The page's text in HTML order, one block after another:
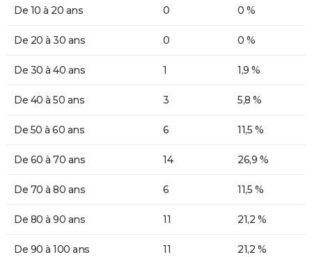
De 10 à 20 ans 0 0 %
De 20 à 30 ans 0 0 %
De 30 à 40 ans 1 1,9 %
De 40 à 50 ans 3 5,8 %
De 50 à 60 ans 6 11,5 %
De 60 à 70 ans 14 26,9 %
De 70 à 80 ans 6 11,5 %
De 80 à 90 ans 11 21,2 %
De 90 à 100 ans 11 21,2 %